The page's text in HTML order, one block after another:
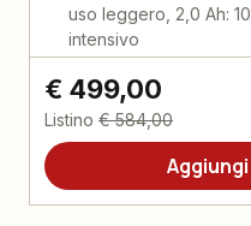
uso leggero, 2,0 Ah:
intensivo
€ 499,00
Listino € 584,00